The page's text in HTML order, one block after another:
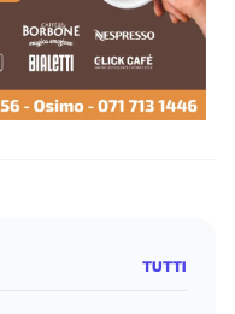
TUTTI